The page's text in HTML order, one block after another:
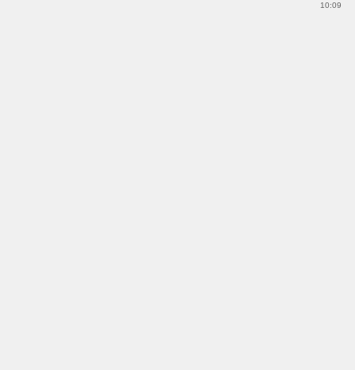
10:09